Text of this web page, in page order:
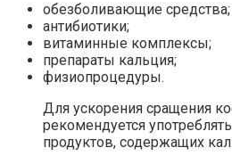
обезболивающие средства;
антибиотики;
витаминные комплексы;
препараты кальция;
физиопроцедуры.
Для ускорения сращения
рекомендуется
продуктов, содержащих